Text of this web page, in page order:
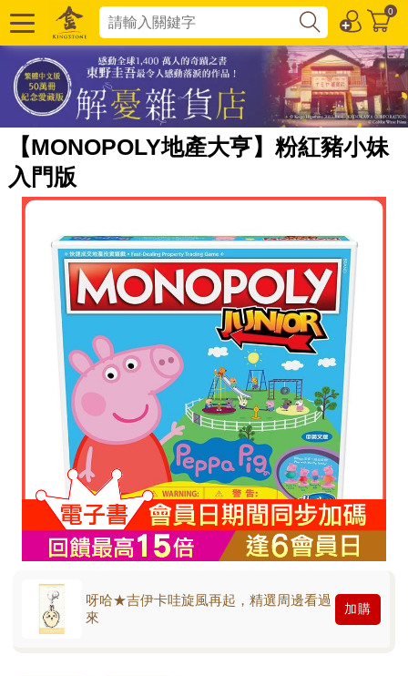
0
【MONOPOLY地產大亨】粉紅豬小妹
入門版
呀哈★吉伊卡哇旋風再起，精選周邊看過
來
加購